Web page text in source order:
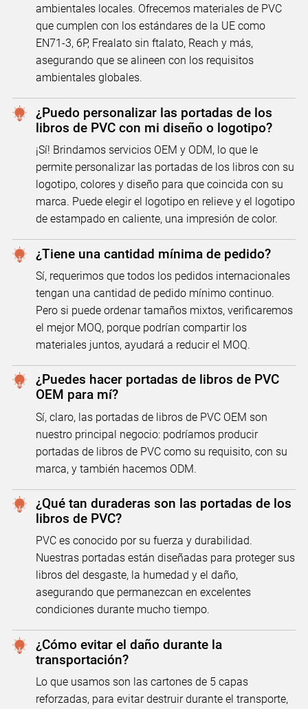
ambientales locales. Ofrecemos materiales de PVC
que cumplen con los estándares de la UE como
EN71-3, 6P, Frealato sin ftalato, Reach y más,
asegurando que se alineen con los requisitos
ambientales globales.
¿Puedo personalizar las portadas de los
libros de PVC con mi diseño o logotipo?
¡Sí! Brindamos servicios OEM y ODM, lo que le
permite personalizar las portadas de los libros con su
logotipo, colores y diseño para que coincida con su
marca. Puede elegir el logotipo en relieve y el logotipo
de estampado en caliente, una impresión de color.
¿Tiene una cantidad mínima de pedido?
Sí, requerimos que todos los pedidos internacionales
tengan una cantidad de pedido mínimo continuo.
Pero si puede ordenar tamaños mixtos, verificaremos
el mejor MOQ, porque podrían compartir los
materiales juntos, ayudará a reducir el MOQ.
¿Puedes hacer portadas de libros de PVC
OEM para mí?
Sí, claro, las portadas de libros de PVC OEM son
nuestro principal negocio: podríamos producir
portadas de libros de PVC como su requisito, con su
marca, y también hacemos ODM.
¿Qué tan duraderas son las portadas de los
libros de PVC?
PVC es conocido por su fuerza y ​​durabilidad.
Nuestras portadas están diseñadas para proteger sus
libros del desgaste, la humedad y el daño,
asegurando que permanezcan en excelentes
condiciones durante mucho tiempo.
¿Cómo evitar el daño durante la
transportación?
Lo que usamos son las cartones de 5 capas
reforzadas, para evitar destruir durante el transporte,